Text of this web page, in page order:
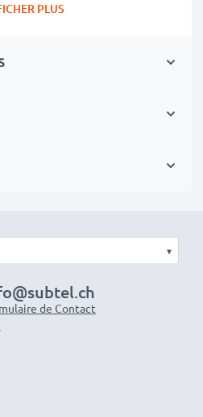
contrôles de qualité stricts
de rechange, de réserve ou
professionnels et les
ne faites aucun compromis
commande dès maintenant
PLUS
▾
de Contact